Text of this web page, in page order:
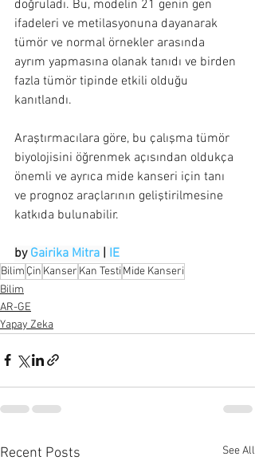
doğruladı. Bu, modelin 21 genin gen
ifadeleri ve metilasyonuna dayanarak
tümör ve normal örnekler arasında
ayrım yapmasına olanak tanıdı ve birden
fazla tümör tipinde etkili olduğu
kanıtlandı.
Araştırmacılara göre, bu çalışma tümör
biyolojisini öğrenmek açısından oldukça
önemli ve ayrıca mide kanseri için tanı
ve prognoz araçlarının geliştirilmesine
katkıda bulunabilir.
by Gairika Mitra IE
Bilim Çin Kanser Kan Testi Mide Kanseri
Bilim
AR-GE
Yapay Zeka
Recent Posts See All